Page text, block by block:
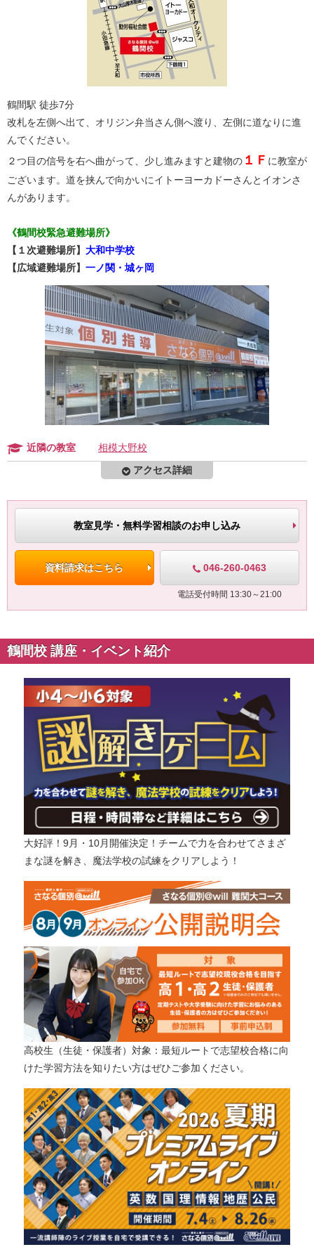
鶴間駅 徒歩7分
改札を左側へ出て、オリジン弁当さん側へ渡り、左側に道なりに進
んでください。
２つ目の信号を右へ曲がって、少し進みますと建物の １Ｆ に教室が
ございます。道を挟んで向かいにイトーヨーカドーさんとイオンさ
んがあります。
《鶴間校緊急避難場所》
【１次避難場所】 大和中学校
【広域避難場所】 一ノ関・城ヶ岡
近隣の教室
相模大野校
アクセス詳細
教室見学・無料学習相談のお申し込み
資料請求はこちら 046-260-0463
電話受付時間 13:30～21:00
鶴間校 講座・イベント紹介
大好評！9月・10月開催決定！チームで力を合わせてさまざ
まな謎を解き、魔法学校の試練をクリアしよう！
高校生（生徒・保護者）対象：最短ルートで志望校合格に向
けた学習方法を知りたい方はぜひご参加ください。